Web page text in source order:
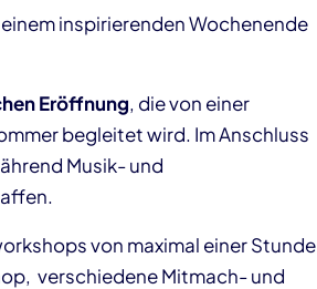
inspirierenden Wochenende
Eröffnung, die von einer
begleitet wird. Im Anschluss
Musik- und
von maximal einer Stunde
verschiedene Mitmach- und